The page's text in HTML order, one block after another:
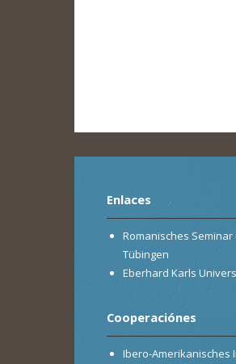
Enlaces
Romanisches
Tübingen
Eberhard Karls
Cooperaciónes
Ibero-Amerikanisches